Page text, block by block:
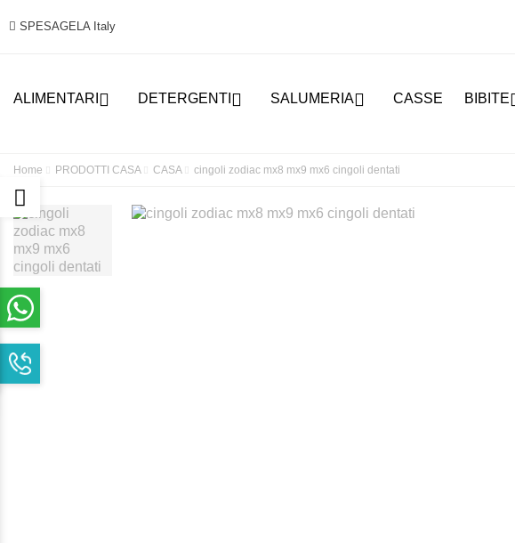
SPESAGELA Italy
ALIMENTARI  DETERGENTI  SALUMERIA CASSE BIBITE
Home PRODOTTI CASA CASA cingoli zodiac mx8 mx9 mx6 cingoli dentati